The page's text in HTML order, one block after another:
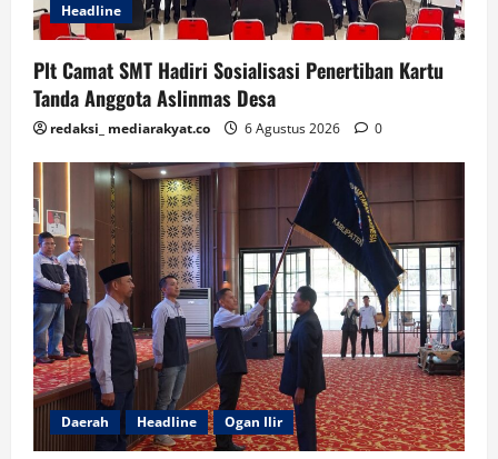
Headline
Plt Camat SMT Hadiri Sosialisasi Penertiban Kartu
Tanda Anggota Aslinmas Desa
redaksi_ mediarakyat.co 6 Agustus 2026 0
Daerah Headline Ogan Ilir